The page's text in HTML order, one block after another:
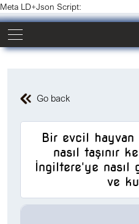
Meta LD+Json Script:
Go back
Bir evcil hayvan
nasıl taşınır
İngiltere'ye nasıl
ve